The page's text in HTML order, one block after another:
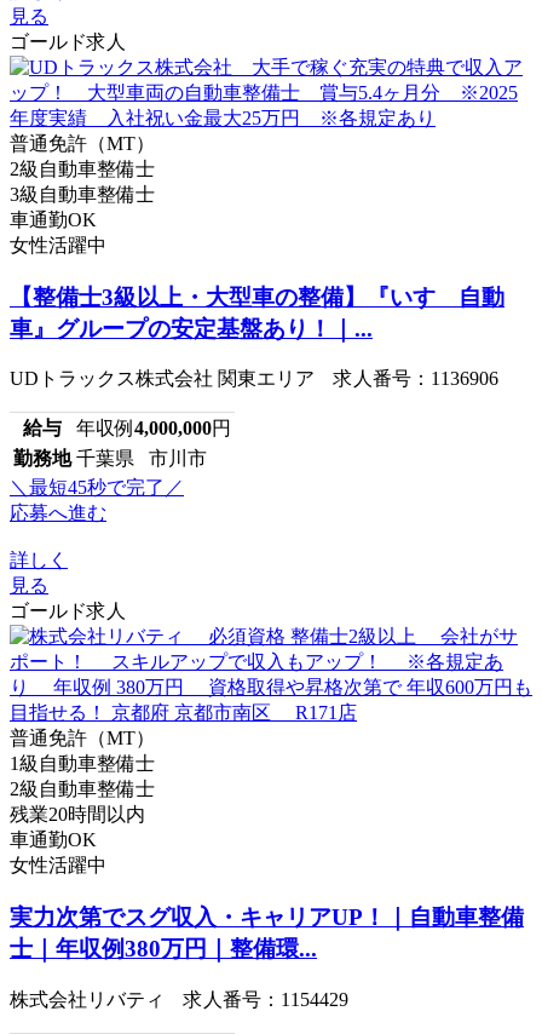
見る
ゴールド求人
普通免許（MT）
2級自動車整備士
3級自動車整備士
車通勤OK
女性活躍中
【整備士3級以上・大型車の整備】『いすゞ自動
車』グループの安定基盤あり！｜...
UDトラックス株式会社 関東エリア 求人番号：1136906
給与 年収例 4,000,000円
勤務地 千葉県 市川市
＼最短45秒で完了／
応募へ進む
詳しく
見る
ゴールド求人
普通免許（MT）
1級自動車整備士
2級自動車整備士
残業20時間以内
車通勤OK
女性活躍中
実力次第でスグ収入・キャリアUP！｜自動車整備
士｜年収例380万円｜整備環...
株式会社リバティ 求人番号：1154429